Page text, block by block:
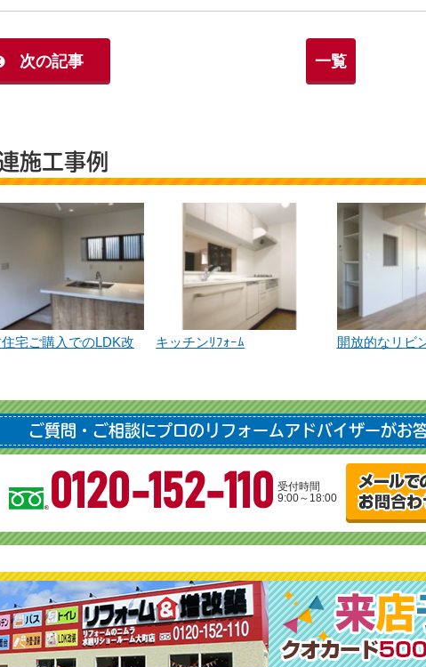
次の記事 一覧
施工事例
宅ご購入でのLDK改
キッチンﾘﾌｫｰﾑ 開放的なリビ
ご質問・ご相談にプロのリフォームアドバイザーがお
0120-152-110 受付時間
9:00～18:00